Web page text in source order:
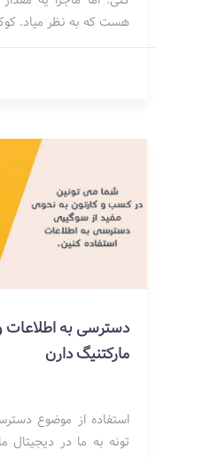
هست که به نظر میاد.
دسترسی به
مارکتنیگ دارن
استفاده از موضوع
تونه به ما در دیجیتال